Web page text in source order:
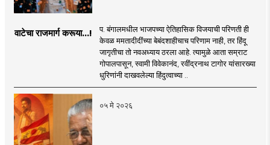
वाटेचा राजमार्ग करूया...!
प. बंगालमधील भाजपच्या ऐतिहासिक विजयाची परिणती ही
केवळ ममतादीदींच्या बेबंदशाहीचाच परिणाम नाही, तर हिंदू
जागृतीचा तो नवअध्याय ठरला आहे. त्यामुळे आता सम्राट
गोपालपासून, स्वामी विवेकानंद, रवींद्रनाथ टागोर यांसारख्या
धुरिणांनी दाखवलेल्या हिंदुत्वाच्या ..
०५ मे २०२६